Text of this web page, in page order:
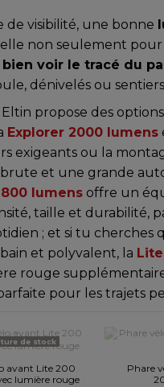
de visibilité, une bonne
non seulement pour
bien voir le tracé du
dénivelés ou
Eltin propose des
Explorer 2000 lumens
exigeants ou la
et une grande
lumens offre un
taille et durabilité,
; et si tu cherches
et polyvalent, la
rouge
pour les trajets
de stock
avant Lite 200
lumière rouge
Phare